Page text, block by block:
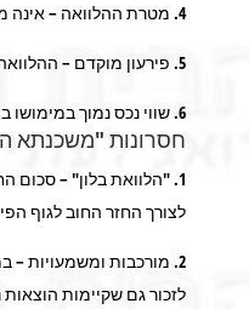
4. מטרת ההלוואה – אינה מוגבלת למטרה מסוימת כבמשכנתא רגילה.
5. פירעון מוקדם – ההלוואה ניתנת לפירעון בכל עת ללא עמלת פירעון מוקדם.
6. שווי נכס נמוך במימושו ביחס ליתרת ההלוואה – במקרה של גובה החזר הלוואה הגבוה מערך הנכס בפועל בעת מימושו – לא יידרש ההפרש מבעל הנכס/יורשיו.
חסרונות "משכנתא
1. "הלוואת בלון" –
לצורך החזר החוב לגוף
2. מורכבות ומשמעויות
לזכור גם שקיימות